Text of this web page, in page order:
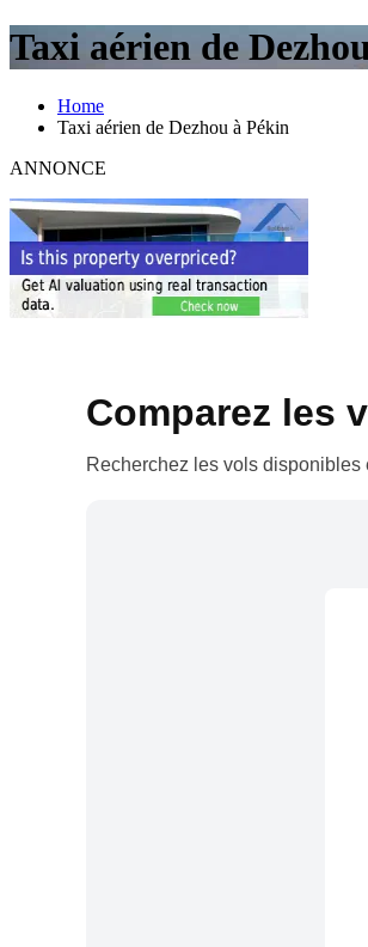
Taxi aérien de
Home
Taxi aérien de Dezhou à Pékin
ANNONCE
Comparez les
Recherchez les vols disponibles